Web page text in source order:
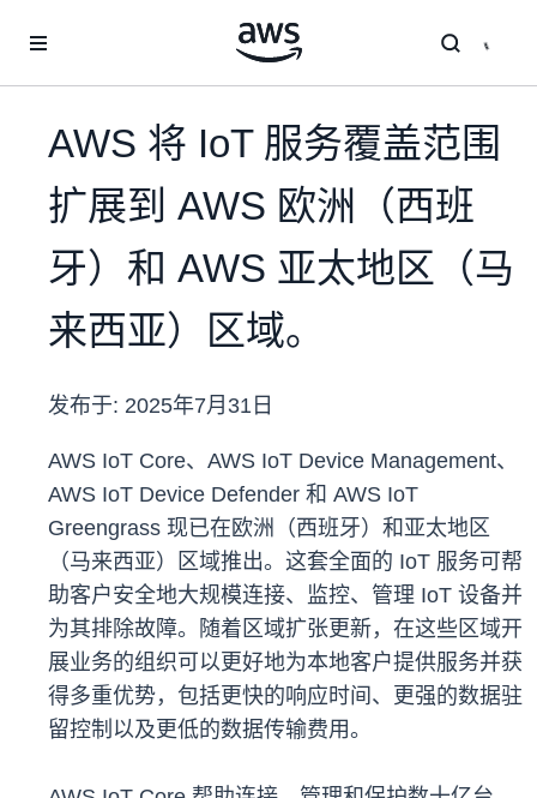
AWS 将 IoT 服务覆盖范围
扩展到 AWS 欧洲（西班
牙）和 AWS 亚太地区（马
来西亚）区域。
发布于: 2025年7月31日
AWS IoT Core、AWS IoT Device Management、
AWS IoT Device Defender 和 AWS IoT
Greengrass 现已在欧洲（西班牙）和亚太地区
（马来西亚）区域推出。这套全面的 IoT 服务可帮
助客户安全地大规模连接、监控、管理 IoT 设备并
为其排除故障。随着区域扩张更新，在这些区域开
展业务的组织可以更好地为本地客户提供服务并获
得多重优势，包括更快的响应时间、更强的数据驻
留控制以及更低的数据传输费用。